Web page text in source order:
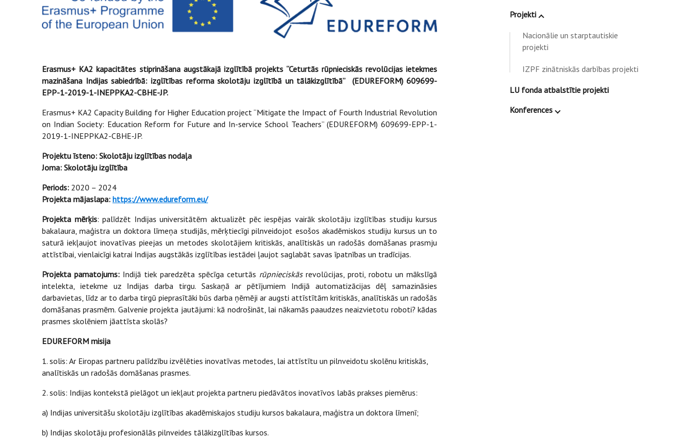
Erasmus+ KA2 kapacitātes stiprināšana augstākajā izglītībā projekts “Ceturtās rūpnieciskās revolūcijas ietekmes
mazināšana Indijas sabiedrībā: izglītības reforma skolotāju izglītībā un tālākizglītībā” (EDUREFORM) 609699-
EPP-1-2019-1-INEPPKA2-CBHE-JP.
Erasmus+ KA2 Capacity Building for Higher Education project “Mitigate the Impact of Fourth Industrial Revolution
on Indian Society: Education Reform for Future and In-service School Teachers” (EDUREFORM) 609699-EPP-1-
2019-1-INEPPKA2-CBHE-JP.
Projektu īsteno: Skolotāju izglītības nodaļa
Joma: Skolotāju izglītība
Periods: 2020 – 2024
Projekta mājaslapa: https://www.edureform.eu/
Projekta mērķis: palīdzēt Indijas universitātēm aktualizēt pēc iespējas vairāk skolotāju izglītības studiju kursus
bakalaura, maģistra un doktora līmeņa studijās, mērķtiecīgi pilnveidojot esošos akadēmiskos studiju kursus un to
saturā iekļaujot inovatīvas pieejas un metodes skolotājiem kritiskās, analītiskās un radošās domāšanas prasmju
attīstībai, vienlaicīgi katrai Indijas augstākās izglītības iestādei ļaujot saglabāt savas īpatnības un tradīcijas.
Projekta pamatojums: Indijā tiek paredzēta spēcīga ceturtās rūpnieciskāsrevolūcijas, proti, robotu un mākslīgā
intelekta, ietekme uz Indijas darba tirgu. Saskaņā ar pētījumiem Indijā automatizācijas dēļ samazināsies
darbavietas, līdz ar to darba tirgū pieprasītāki būs darba ņēmēji ar augsti attīstītām kritiskās, analītiskās un radošās
domāšanas prasmēm. Galvenie projekta jautājumi: kā nodrošināt, lai nākamās paaudzes neaizvietotu roboti? kādas
prasmes skolēniem jāattīsta skolās?
EDUREFORM misija
1. solis: Ar Eiropas partneru palīdzību izvēlēties inovatīvas metodes, lai attīstītu un pilnveidotu skolēnu kritiskās,
analītiskās un radošās domāšanas prasmes.
2. solis: Indijas kontekstā pielāgot un iekļaut projekta partneru piedāvātos inovatīvos labās prakses piemērus:
a) Indijas universitāšu skolotāju izglītības akadēmiskajos studiju kursos bakalaura, maģistra un doktora līmenī;
b) Indijas skolotāju profesionālās pilnveides tālākizglītības kursos.
Projekti
Nacionālie un starptautiskie
projekti
IZPF zinātniskās darbības projekti
LU fonda atbalstītie projekti
Konferences